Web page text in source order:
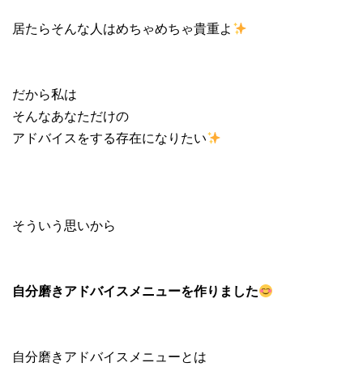
居たらそんな人はめちゃめちゃ貴重よ
だから私は
そんなあなただけの
アドバイスをする存在になりたい
そういう思いから
自分磨きアドバイスメニューを作りました
自分磨きアドバイスメニューとは